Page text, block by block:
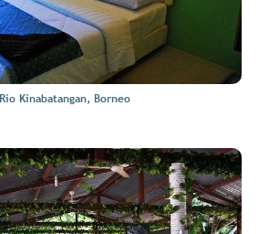
Río Kinabatangan, Borneo